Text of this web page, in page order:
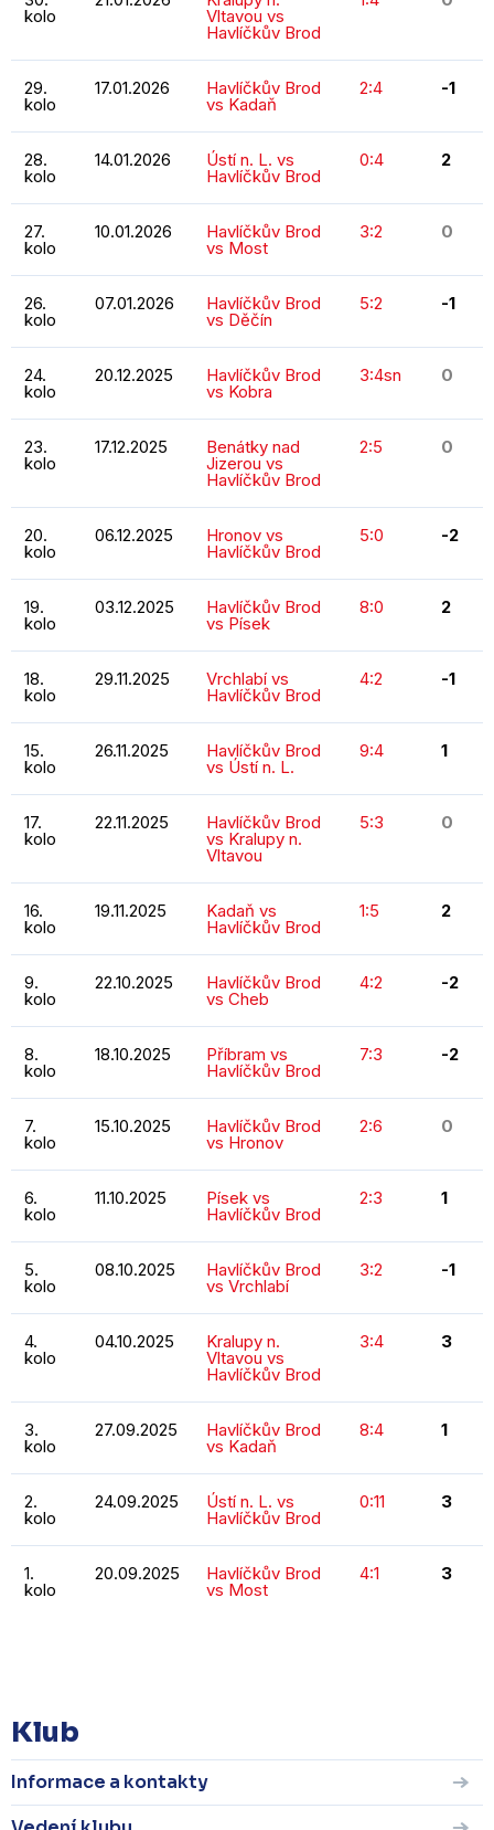
kolo Vltavou vs
Havlíčkův Brod
29.
kolo
17.01.2026 Havlíčkův Brod
vs Kadaň
2:4 -1
28.
kolo
14.01.2026 Ústí n. L. vs
Havlíčkův Brod
0:4 2
27.
kolo
10.01.2026 Havlíčkův Brod
vs Most
3:2 0
26.
kolo
07.01.2026 Havlíčkův Brod
vs Děčín
5:2 -1
24.
kolo
20.12.2025 Havlíčkův Brod
vs Kobra
3:4sn 0
23.
kolo
17.12.2025 Benátky nad
Jizerou vs
Havlíčkův Brod
2:5 0
20.
kolo
06.12.2025 Hronov vs
Havlíčkův Brod
5:0 -2
19.
kolo
03.12.2025 Havlíčkův Brod
vs Písek
8:0 2
18.
kolo
29.11.2025 Vrchlabí vs
Havlíčkův Brod
4:2 -1
15.
kolo
26.11.2025 Havlíčkův Brod
vs Ústí n. L.
9:4 1
17.
kolo
22.11.2025 Havlíčkův Brod
vs Kralupy n.
Vltavou
5:3 0
16.
kolo
19.11.2025 Kadaň vs
Havlíčkův Brod
1:5 2
9.
kolo
22.10.2025 Havlíčkův Brod
vs Cheb
4:2 -2
8.
kolo
18.10.2025 Příbram vs
Havlíčkův Brod
7:3 -2
7.
kolo
15.10.2025 Havlíčkův Brod
vs Hronov
2:6 0
6.
kolo
11.10.2025 Písek vs
Havlíčkův Brod
2:3 1
5.
kolo
08.10.2025 Havlíčkův Brod
vs Vrchlabí
3:2 -1
4.
kolo
04.10.2025 Kralupy n.
Vltavou vs
Havlíčkův Brod
3:4 3
3.
kolo
27.09.2025 Havlíčkův Brod
vs Kadaň
8:4 1
2.
kolo
24.09.2025 Ústí n. L. vs
Havlíčkův Brod
0:11 3
1.
kolo
20.09.2025 Havlíčkův Brod
vs Most
4:1 3
Klub
Informace a kontakty